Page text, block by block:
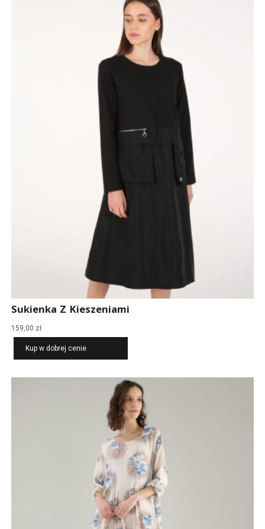
Sukienka Z Kieszeniami
159,00 zł
Kup w dobrej cenie